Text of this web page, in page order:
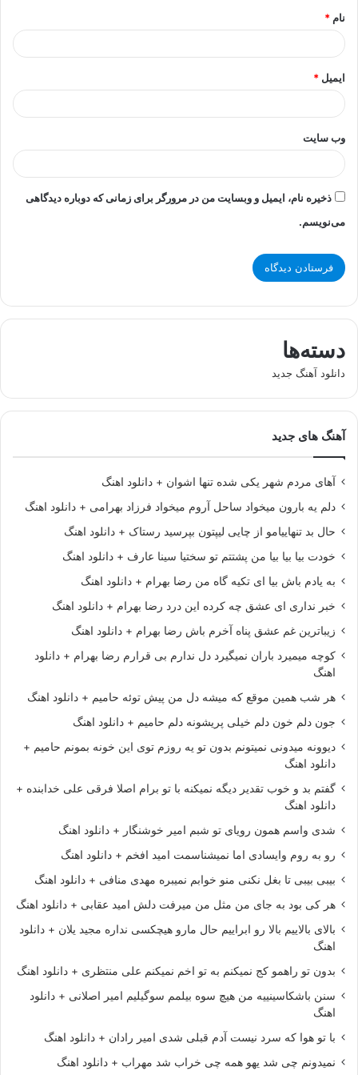
نام *
ایمیل *
وب‌ سایت
ذخیره نام، ایمیل و وبسایت من در مرورگر برای زمانی که دوباره دیدگاهی
می‌نویسم.
دسته‌ها
دانلود آهنگ جدید
آهنگ های جدید
آهای مردم شهر یکی شده تنها اشوان + دانلود اهنگ
دلم یه بارون میخواد ساحل آروم میخواد فرزاد بهرامی + دانلود اهنگ
حال بد تنهاییامو از چایی لیپتون بپرسید رستاک + دانلود اهنگ
خودت بیا بیا بیا من پشتتم تو سختیا سینا عارف + دانلود اهنگ
به یادم باش بیا ای تکیه گاه من رضا بهرام + دانلود اهنگ
خبر نداری ای عشق چه کرده این درد رضا بهرام + دانلود اهنگ
زیباترین غم عشق پناه آخرم باش رضا بهرام + دانلود اهنگ
کوچه میمیرد باران نمیگیرد دل ندارم بی قرارم رضا بهرام + دانلود
اهنگ
هر شب همین موقع که میشه دل من پیش توئه حامیم + دانلود اهنگ
جون دلم خون دلم خیلی پریشونه دلم حامیم + دانلود اهنگ
دیوونه میدونی نمیتونم بدون تو یه روزم توی این خونه بمونم حامیم +
دانلود اهنگ
گفتم بد و خوب تقدیر دیگه نمیکنه با تو برام اصلا فرقی علی خدابنده +
دانلود اهنگ
شدی واسم همون رویای تو شبم امیر خوشنگار + دانلود اهنگ
رو به روم وایسادی اما نمیشناسمت امید افخم + دانلود اهنگ
بیبی بیبی تا بغل نکنی منو خوابم نمیبره مهدی منافی + دانلود اهنگ
هر کی بود به جای من مثل من میرفت دلش امید عقابی + دانلود اهنگ
بالای بالاییم بالا رو ابراییم حال مارو هیچکسی نداره مجید یلان + دانلود
اهنگ
بدون تو راهمو کج نمیکنم به تو اخم نمیکنم علی منتظری + دانلود اهنگ
سنن باشکاسینییه من هیچ سوه بیلمم سوگیلیم امیر اصلانی + دانلود
اهنگ
با تو هوا که سرد نیست آدم قبلی شدی امیر رادان + دانلود اهنگ
نمیدونم چی شد یهو همه چی خراب شد مهراب + دانلود اهنگ